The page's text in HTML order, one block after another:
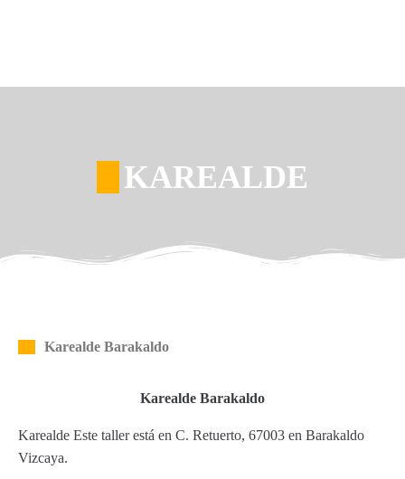
KAREALDE
Karealde Barakaldo
Karealde Barakaldo
Karealde Este taller está en C. Retuerto, 67003 en Barakaldo
Vizcaya.